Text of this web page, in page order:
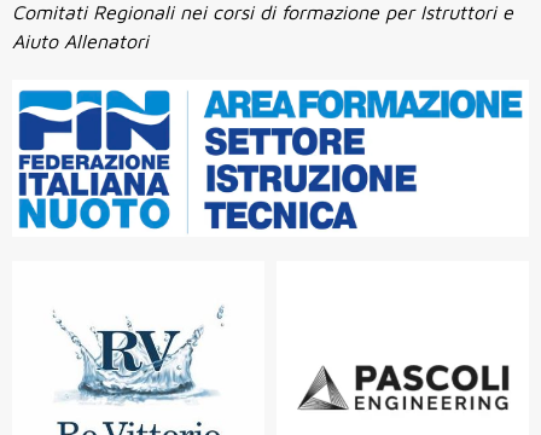
Comitati Regionali nei corsi di formazione per Istruttori e
Aiuto Allenatori